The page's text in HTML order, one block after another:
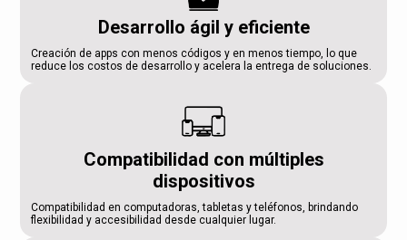
Desarrollo ágil y eficiente
Creación de apps con menos códigos y en menos tiempo, lo que
reduce los costos de desarrollo y acelera la entrega de soluciones.
Compatibilidad con múltiples
dispositivos
Compatibilidad en computadoras, tabletas y teléfonos, brindando
flexibilidad y accesibilidad desde cualquier lugar.